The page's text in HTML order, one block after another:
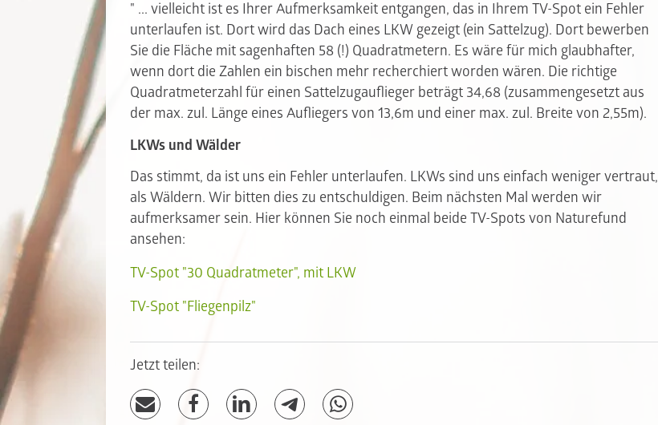
" ... vielleicht ist es Ihrer Aufmerksamkeit entgangen, das in Ihrem TV-Spot ein Fehler
unterlaufen ist. Dort wird das Dach eines LKW gezeigt (ein Sattelzug). Dort bewerben
Sie die Fläche mit sagenhaften 58 (!) Quadratmetern. Es wäre für mich glaubhafter,
wenn dort die Zahlen ein bischen mehr recherchiert worden wären. Die richtige
Quadratmeterzahl für einen Sattelzugauflieger beträgt 34,68 (zusammengesetzt aus
der max. zul. Länge eines Aufliegers von 13,6m und einer max. zul. Breite von 2,55m).
LKWs und Wälder
Das stimmt, da ist uns ein Fehler unterlaufen. LKWs sind uns einfach weniger vertraut,
als Wäldern. Wir bitten dies zu entschuldigen. Beim nächsten Mal werden wir
aufmerksamer sein. Hier können Sie noch einmal beide TV-Spots von Naturefund
ansehen:
TV-Spot "30 Quadratmeter", mit LKW
TV-Spot "Fliegenpilz"
Jetzt teilen: